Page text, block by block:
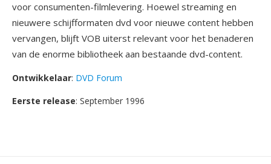
voor consumenten-filmlevering. Hoewel streaming en
nieuwere schijfformaten dvd voor nieuwe content hebben
vervangen, blijft VOB uiterst relevant voor het benaderen
van de enorme bibliotheek aan bestaande dvd-content.
Ontwikkelaar: DVD Forum
Eerste release: September 1996